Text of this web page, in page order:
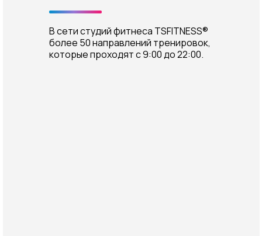
В сети студий фитнеса TSFITNESS®
более 50 направлений тренировок,
которые проходят с 9:00 до 22:00.